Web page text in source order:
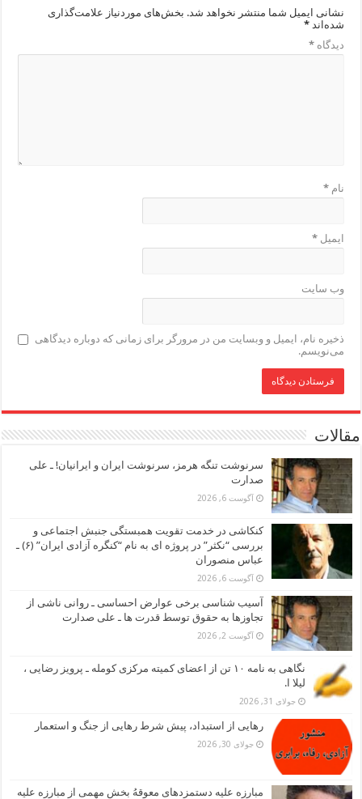
نشانی ایمیل شما منتشر نخواهد شد. بخش‌های موردنیاز علامت‌گذاری
شده‌اند*
دیدگاه*
نام*
ایمیل*
وب‌ سایت
ذخیره نام، ایمیل و وبسایت من در مرورگر برای زمانی که دوباره دیدگاهی
می‌نویسم.
مقالات
سرنوشت تنگه هرمز، سرنوشت ایران و ایرانیان! ـ علی
صدارت
آگوست 6, 2026
کنکاشی در خدمت تقویت همبستگی جنبش اجتماعی و
بررسی “نکثر” در پروژه ای به نام “کنگره آزادی ایران” (۶) ـ
عباس منصوران
آگوست 6, 2026
آسیب شناسی برخی عوارض احساسی ـ روانی ناشی از
تجاوزها به حقوق توسط قدرت ها ـ علی صدارت
آگوست 2, 2026
نگاهی به نامه ۱۰ تن از اعضای کمیته مرکزی کومله ـ پرویز رضایی ،
لیلا ا.
جولای 31, 2026
رهایی از استبداد، پیش شرط رهایی از جنگ و استعمار
جولای 30, 2026
مبارزه علیه دستمزدهای معوقهُ بخش مهمی از مبارزه علیه